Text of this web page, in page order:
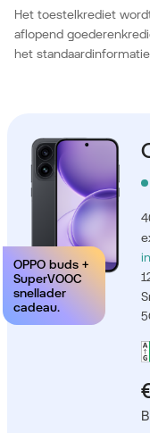
Het toestelkrediet
aflopend
het
OPPO buds +
SuperVOOC
snellader
cadeau.